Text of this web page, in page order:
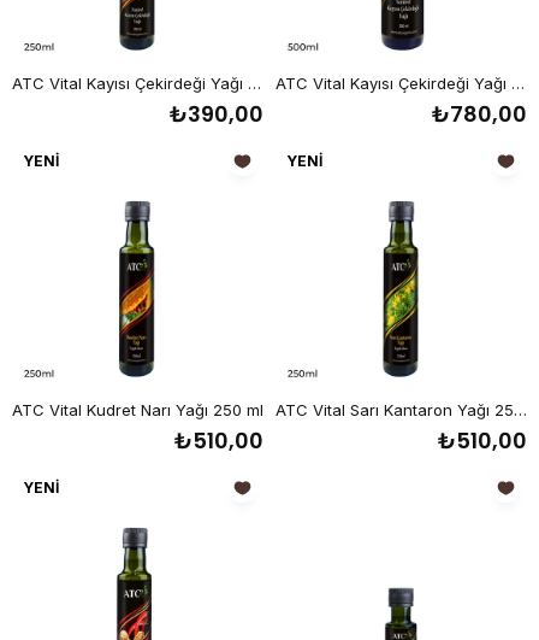
ATC Vital Kayısı Çekirdeği Yağı 250 ml
₺390,00
ATC Vital Kayısı Çekirdeği Yağı 500 ml
₺780,00
ATC Vital Kudret Narı Yağı 250 ml
₺510,00
YENI
ATC Vital Sarı Kantaron Yağı 250 ml
₺510,00
YENI
YENI